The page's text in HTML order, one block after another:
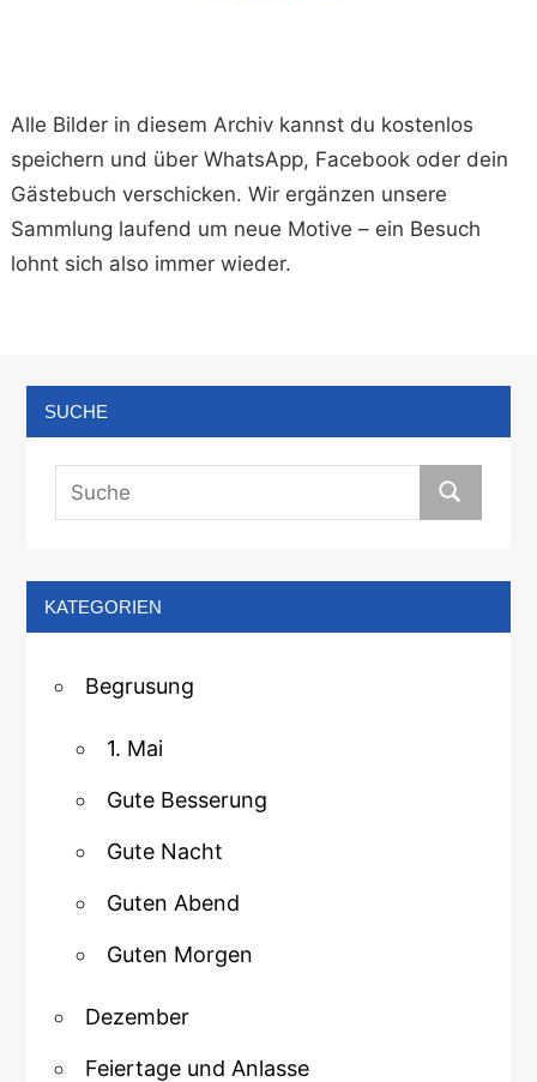
Alle Bilder in diesem Archiv kannst du kostenlos
speichern und über WhatsApp, Facebook oder dein
Gästebuch verschicken. Wir ergänzen unsere
Sammlung laufend um neue Motive – ein Besuch
lohnt sich also immer wieder.
SUCHE
KATEGORIEN
Begrusung
1. Mai
Gute Besserung
Gute Nacht
Guten Abend
Guten Morgen
Dezember
Feiertage und Anlasse